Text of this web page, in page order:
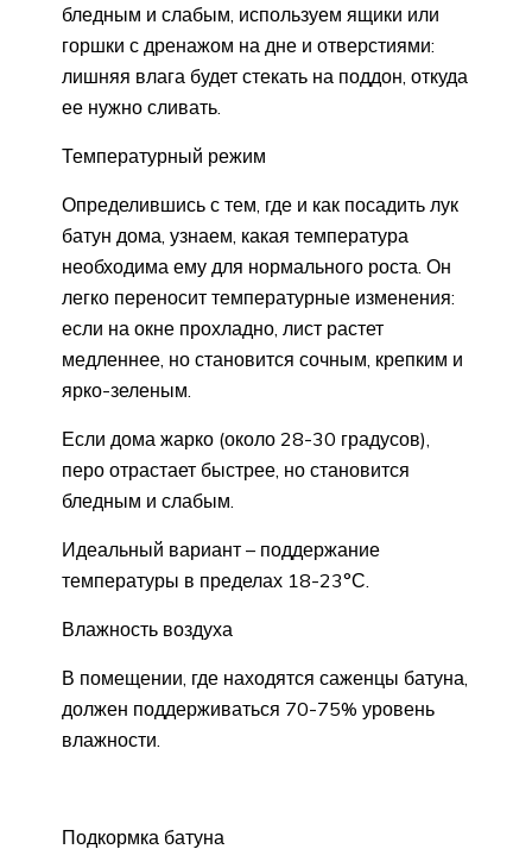
бледным и слабым, используем ящики или
горшки с дренажом на дне и отверстиями:
лишняя влага будет стекать на поддон, откуда
ее нужно сливать.
Температурный режим
Определившись с тем, где и как посадить лук
батун дома, узнаем, какая температура
необходима ему для нормального роста. Он
легко переносит температурные изменения:
если на окне прохладно, лист растет
медленнее, но становится сочным, крепким и
ярко-зеленым.
Если дома жарко (около 28-30 градусов),
перо отрастает быстрее, но становится
бледным и слабым.
Идеальный вариант – поддержание
температуры в пределах 18-23°С.
Влажность воздуха
В помещении, где находятся саженцы батуна,
должен поддерживаться 70-75% уровень
влажности.
Подкормка батуна